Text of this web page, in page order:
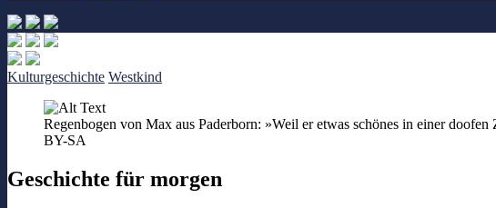
Kulturgeschichte Westkind
Regenbogen von Max aus Paderborn: »Weil er etwas schönes in einer
BY-SA
Geschichte für morgen